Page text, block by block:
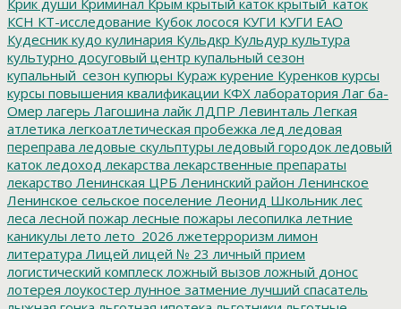
КСН КТ-исследование Кубок лосося КУГИ КУГИ ЕАО
Кудесник кудо кулинария Кульдкр Кульдур культура
культурно досуговый центр купальный сезон
купальный_сезон купюры Кураж курение Куренков курсы
курсы повышения квалификации КФХ лаборатория Лаг ба-
Омер лагерь Лагошина лайк ЛДПР Левинталь Легкая
атлетика легкоатлетическая пробежка лед ледовая
переправа ледовые скульптуры ледовый городок ледовый
каток ледоход лекарства лекарственные препараты
лекарство Ленинская ЦРБ Ленинский район Ленинское
Ленинское сельское поселение Леонид Школьник лес
леса лесной пожар лесные пожары лесопилка летние
каникулы лето лето_2026 лжетерроризм лимон
литература Лицей лицей № 23 личный прием
логистический комплеск ложный вызов ложный донос
лотерея лоукостер лунное затмение лучший спасатель